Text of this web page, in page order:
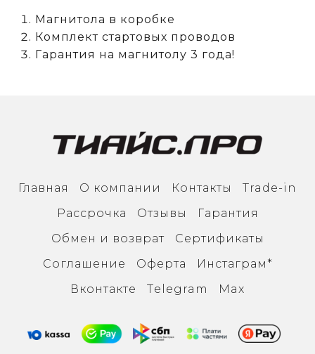
Магнитола в коробке
Комплект стартовых проводов
Гарантия на магнитолу 3 года!
Главная О компании Контакты
Trade-in
Рассрочка
Отзывы
Гарантия
Обмен и возврат
Сертификаты
Соглашение
Оферта
Инcтаграм*
Вконтакте
Тelegram Max